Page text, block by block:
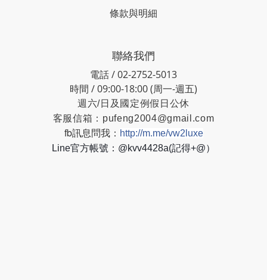
條款與明細
聯絡我們
電話 / 02-2752-5013
時間 / 09:00-18:00 (周一-週五)
週六/日及國定例假日公休
客服信箱： pufeng2004@gmail.com
fb訊息問我： http://m.me/vw2luxe
Line官方帳號：@kvv4428a(記得+@）